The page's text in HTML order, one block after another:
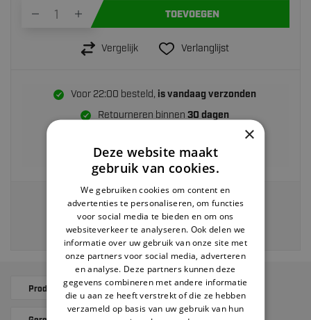
TOEVOEGEN
Vergelijk Verlanglijst
Voor 22:00 besteld, is vandaag verzonden
Retourneren binnen30 dagen
Achteraf betalen
Veilig en eenvoudig betalen via:
Productomschrijving Specificaties
×
Deze website maakt
gebruik van cookies.
We gebruiken cookies om content en
advertenties te personaliseren, om functies
voor social media te bieden en om ons
websiteverkeer te analyseren. Ook delen we
informatie over uw gebruik van onze site met
onze partners voor social media, adverteren
en analyse. Deze partners kunnen deze
gegevens combineren met andere informatie
die u aan ze heeft verstrekt of die ze hebben
verzameld op basis van uw gebruik van hun